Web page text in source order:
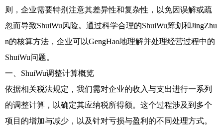
则，企业需要特别注意其差异性和复杂性，以免因误解或疏
忽而导致ShuiWu风险。通过科学合理的ShuiWu筹划和JingZhu
n的核算方法，企业可以GengHao地理解并处理经营过程中的
ShuiWu问题。
一、ShuiWu调整计算概览
依据相关税法规定，我们需对企业的收入与支出进行一系列
的调整计算，以确定其应纳税所得额。这个过程涉及到多个
项目的增加与减少，以及针对亏损与盈利的不同处理方式。